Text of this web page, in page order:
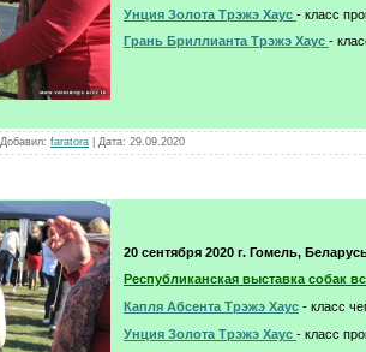
Унция Золота Трэжэ Хаус - класс
Грань Бриллианта Трэжэ Хаус -
Добавил: faratora Дата: 29.09.2020
20 сентября 2020 г. Гомель,
Республиканская выставка собак
Капля Абсента Трэжэ Хаус - класс
Унция Золота Трэжэ Хаус - класс